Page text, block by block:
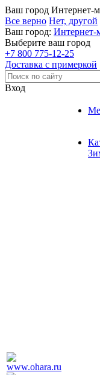
Ваш город Интернет-
Все верно Нет, другой
Ваш город: Интернет-
Выберите ваш город
+7 800 775-12-25
Доставка с примеркой
Вход